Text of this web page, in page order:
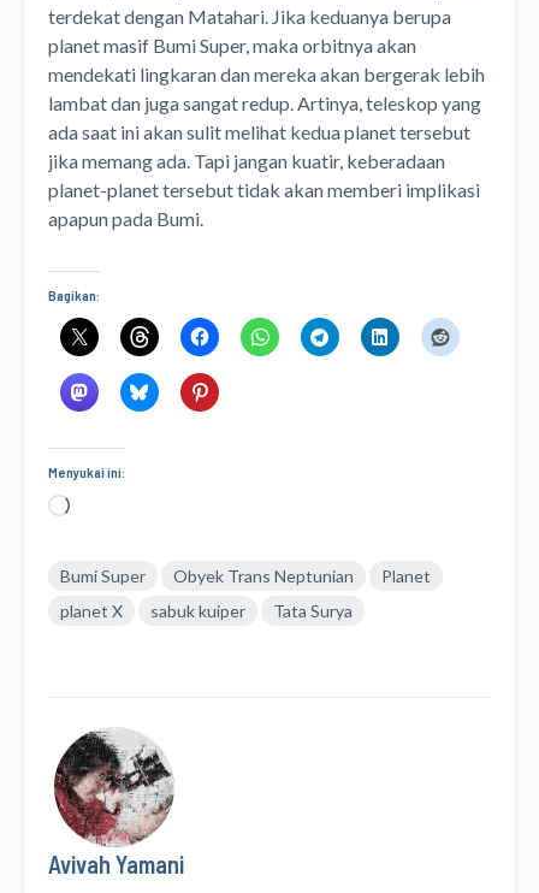
terdekat dengan Matahari. Jika keduanya berupa
planet masif Bumi Super, maka orbitnya akan
mendekati lingkaran dan mereka akan bergerak lebih
lambat dan juga sangat redup. Artinya, teleskop yang
ada saat ini akan sulit melihat kedua planet tersebut
jika memang ada. Tapi jangan kuatir, keberadaan
planet-planet tersebut tidak akan memberi implikasi
apapun pada Bumi.
Bagikan:
Menyukai ini:
Memuat...
Bumi Super Obyek Trans Neptunian
Planet
planet X
sabuk kuiper Tata Surya
Avivah Yamani